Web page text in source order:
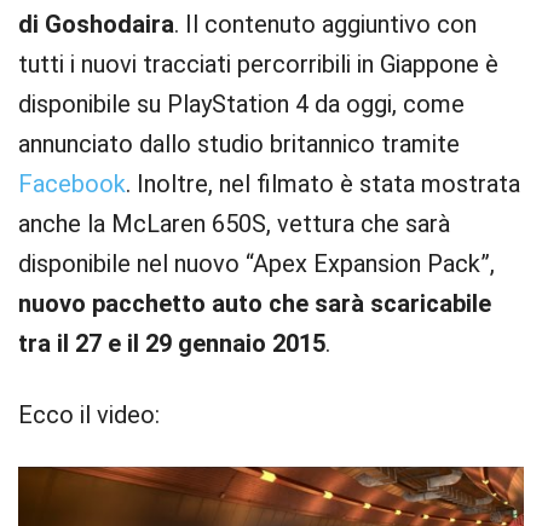
di Goshodaira. Il contenuto aggiuntivo con
tutti i nuovi tracciati percorribili in Giappone è
disponibile su PlayStation 4 da oggi, come
annunciato dallo studio britannico tramite
Facebook. Inoltre, nel filmato è stata mostrata
anche la McLaren 650S, vettura che sarà
disponibile nel nuovo “Apex Expansion Pack”,
nuovo pacchetto auto che sarà scaricabile
tra il 27 e il 29 gennaio 2015.
Ecco il video: